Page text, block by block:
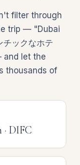
filter through
trip — "Dubai
ックなホテ
and let the
thousands of
DIFC